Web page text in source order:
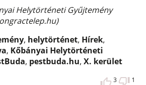
Helytörténeti Gyűjtemény
, helytörténet, Hírek,
, Kőbányai Helytörténeti
, pestbuda.hu,X. kerület
3 1